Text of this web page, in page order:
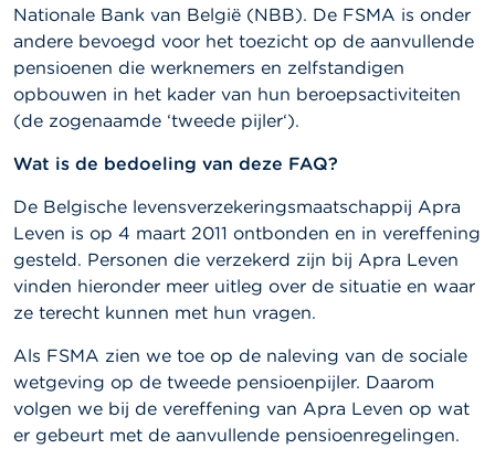
O
v
e
r
d
e
S
A
N
i
e
u
s
W
a
a
Nationale Bank van België (NBB). De FSMA is onder
andere bevoegd voor het toezicht op de aanvullende
pensioenen die werknemers en zelfstandigen
opbouwen in het kader van hun beroepsactiviteiten
(de zogenaamde ‘tweede pijler‘).
Wat is de bedoeling van deze FAQ?
De Belgische levensverzekeringsmaatschappij Apra
Leven is op 4 maart 2011 ontbonden en in vereffening
gesteld. Personen die verzekerd zijn bij Apra Leven
vinden hieronder meer uitleg over de situatie en waar
ze terecht kunnen met hun vragen.
Als FSMA zien we toe op de naleving van de sociale
wetgeving op de tweede pensioenpijler. Daarom
volgen we bij de vereffening van Apra Leven op wat
er gebeurt met de aanvullende pensioenregelingen.